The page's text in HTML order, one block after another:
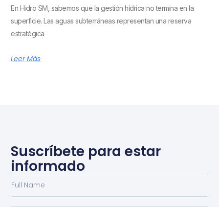
En Hidro SM, sabemos que la gestión hídrica no termina en la
superficie. Las aguas subterráneas representan una reserva
estratégica
Leer Más
Suscríbete para estar
informado